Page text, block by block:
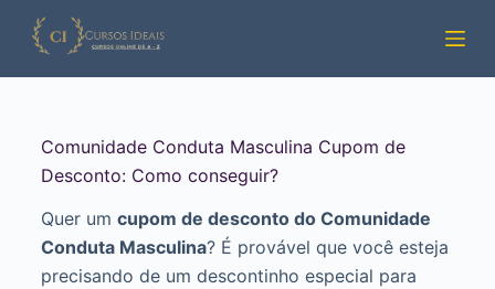
Pular
para
Comunidade Conduta Masculina Cupom de
Desconto: Como conseguir?
Quer um cupom de desconto do Comunidade
Conduta Masculina? É provável que você esteja
precisando de um descontinho especial para